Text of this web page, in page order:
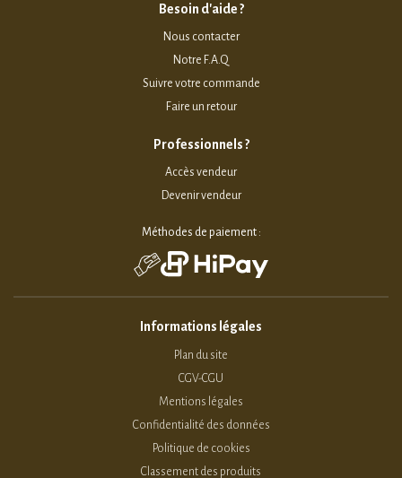
Besoin d'aide ?
Nous contacter
Notre F.A.Q
Suivre votre commande
Faire un retour
Professionnels ?
Accès vendeur
Devenir vendeur
Méthodes de paiement :
Informations légales
Plan du site
CGV-CGU
Mentions légales
Confidentialité des données
Politique de cookies
Classement des produits